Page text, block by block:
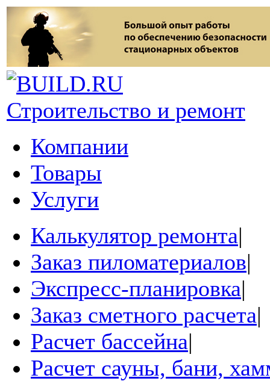
Строительство и ремонт
Компании
Товары
Услуги
Калькулятор ремонта|
Заказ пиломатериалов|
Экспресс-планировка|
Заказ сметного расчета|
Расчет бассейна|
Расчет сауны, бани,